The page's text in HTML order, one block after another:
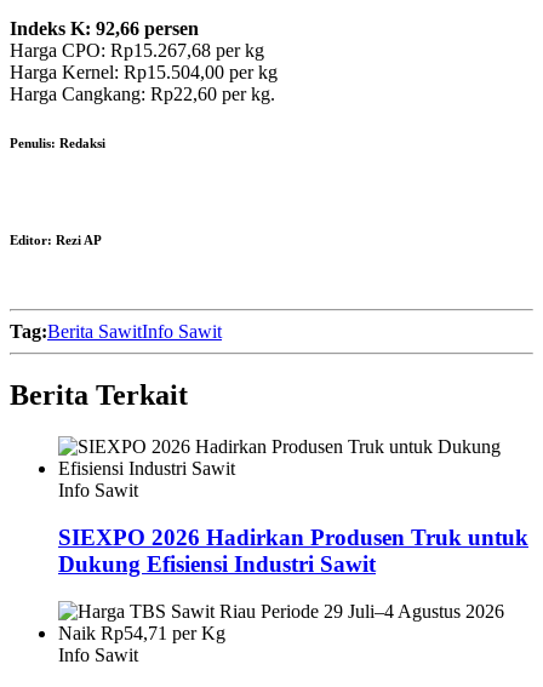
Indeks K: 92,66 persen
Harga CPO: Rp15.267,68 per kg
Harga Kernel: Rp15.504,00 per kg
Harga Cangkang: Rp22,60 per kg.
Penulis: Redaksi
Editor: Rezi AP
Tag:Berita SawitInfo Sawit
Berita Terkait
Info Sawit
SIEXPO 2026 Hadirkan Produsen Truk untuk
Dukung Efisiensi Industri Sawit
Info Sawit